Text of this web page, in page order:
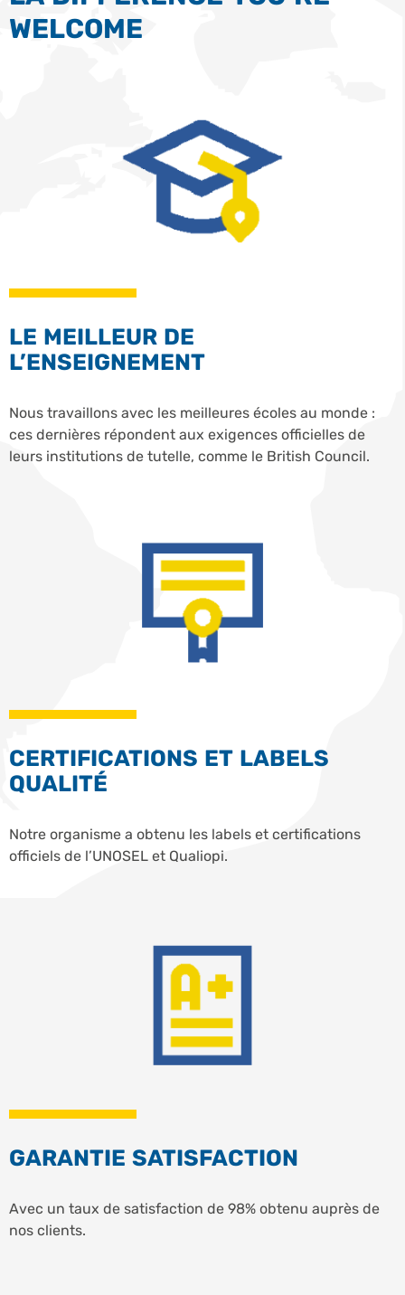
WELCOME
LE MEILLEUR DE
L’ENSEIGNEMENT
Nous travaillons avec les meilleures écoles au monde :
ces dernières répondent aux exigences officielles de
leurs institutions de tutelle, comme le British Council.
CERTIFICATIONS ET LABELS
QUALITÉ
Notre organisme a obtenu les labels et certifications
officiels de l’UNOSEL et Qualiopi.
GARANTIE SATISFACTION
Avec un taux de satisfaction de 98% obtenu auprès de
nos clients.